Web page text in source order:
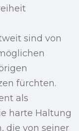
sind von
fürchten.
als
harte Haltung
die von seiner